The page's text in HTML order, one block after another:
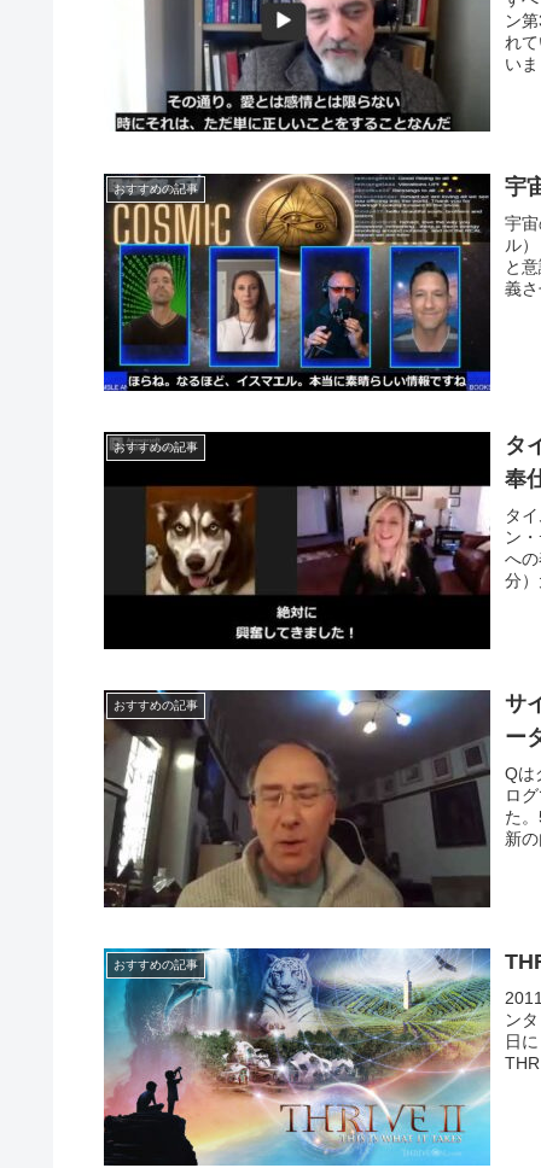
ン
れ
い
おすすめの記事 宇
宇
ル
と
義
おすすめの記事
タ
奉
タ
ン
へ
分
おすすめの記事
サ
ー
Qは
ロ
た
新
おすすめの記事
ン
日